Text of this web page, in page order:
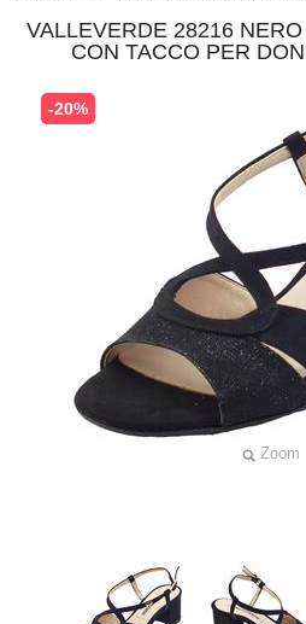
VALLEVERDE 28216
CON TACCO PER
Zoom
-20%